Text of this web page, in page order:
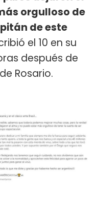
orgulloso de
de este
el 10 en su
después de
Rosario.